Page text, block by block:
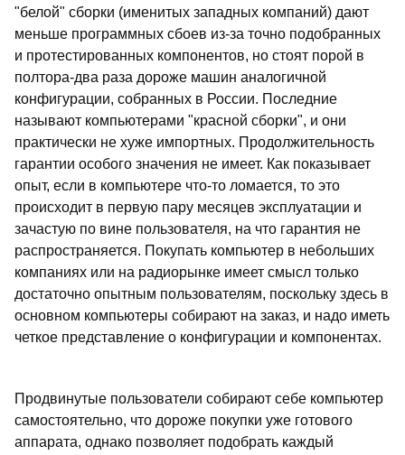
"белой" сборки (именитых западных компаний) дают
меньше программных сбоев из-за точно подобранных
и протестированных компонентов, но стоят порой в
полтора-два раза дороже машин аналогичной
конфигурации, собранных в России. Последние
называют компьютерами "красной сборки", и они
практически не хуже импортных. Продолжительность
гарантии особого значения не имеет. Как показывает
опыт, если в компьютере что-то ломается, то это
происходит в первую пару месяцев эксплуатации и
зачастую по вине пользователя, на что гарантия не
распространяется. Покупать компьютер в небольших
компаниях или на радиорынке имеет смысл только
достаточно опытным пользователям, поскольку здесь в
основном компьютеры собирают на заказ, и надо иметь
четкое представление о конфигурации и компонентах.
Продвинутые пользователи собирают себе компьютер
самостоятельно, что дороже покупки уже готового
аппарата, однако позволяет подобрать каждый